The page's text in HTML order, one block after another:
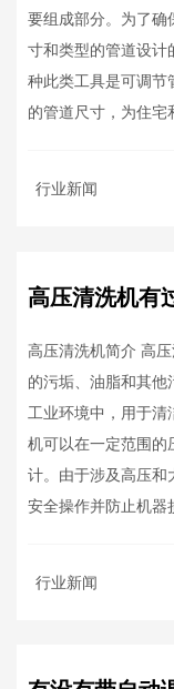
要组成部分。为了确
寸和类型的管道设计
种此类工具是可调节
的管道尺寸，为住宅
行业新闻
高压清洗机有
高压清洗机简介 高
的污垢、油脂和其
工业环境中，用于清
机可以在一定范围的
计。由于涉及高压和
安全操作并防止机器
行业新闻